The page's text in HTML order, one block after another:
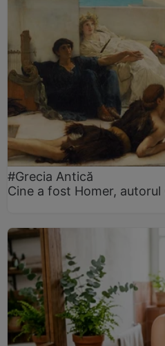
#Grecia Antică
Cine a fost Homer, autorul